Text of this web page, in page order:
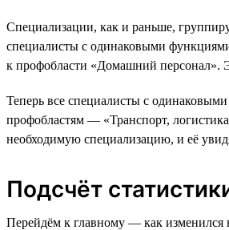
Специализации, как и раньше,
специалисты с одинаковыми
к профобласти «Домашний персонал».
Теперь все специалисты с
профобластям — «Транспорт,
необходимую специализацию, и её
Подсчёт
Перейдём к главному — как изменился